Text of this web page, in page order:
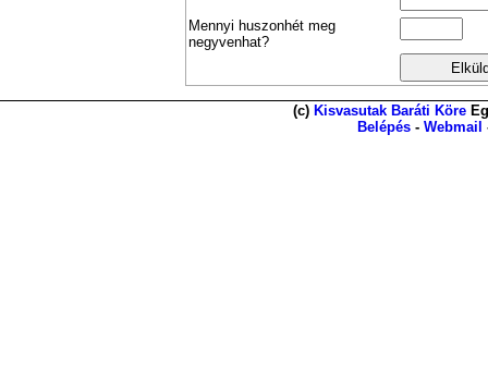
Mennyi huszonhét meg
negyvenhat?
(c) Kisvasutak Baráti Köre
Belépés - Webmail